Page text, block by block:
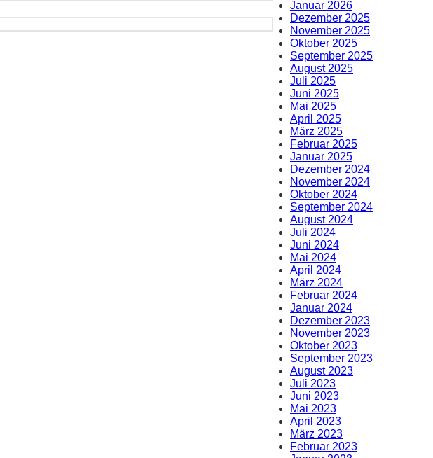
Januar 2026
Dezember 2025
November 2025
Oktober 2025
September 2025
August 2025
Juli 2025
Juni 2025
Mai 2025
April 2025
März 2025
Februar 2025
Januar 2025
Dezember 2024
November 2024
Oktober 2024
September 2024
August 2024
Juli 2024
Juni 2024
Mai 2024
April 2024
März 2024
Februar 2024
Januar 2024
Dezember 2023
November 2023
Oktober 2023
September 2023
August 2023
Juli 2023
Juni 2023
Mai 2023
April 2023
März 2023
Februar 2023